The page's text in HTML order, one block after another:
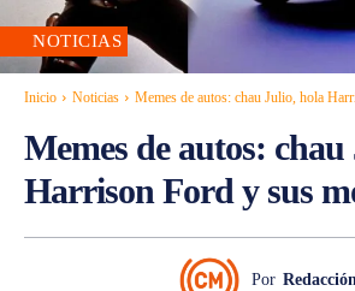
NOTICIAS
Inicio Noticias Memes de autos: chau Julio, hola
Memes de autos:
Harrison Ford y sus
Por